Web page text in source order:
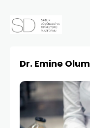
Dr. Emine Olum